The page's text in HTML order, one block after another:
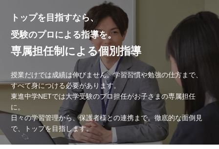
トップを目指すなら、
受験のプロによる指導を。
専属担任制による個別指導
授業だけでは成績は伸びません。学習習慣や勉強の仕方まで、
すべて身につける必要があります。
東進中学NETでは大学受験のプロ担任がお子さまの専属担任
に。
日々の学習管理から、保護者様との連携まで。徹底的な面倒見
で、トップを目指します。